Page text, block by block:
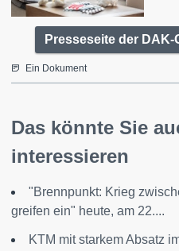
Presseseite der
Ein Dokument
Das könnte Sie
interessieren
"Brennpunkt: Krieg
greifen ein" heute, am 22....
KTM mit starkem Absatz